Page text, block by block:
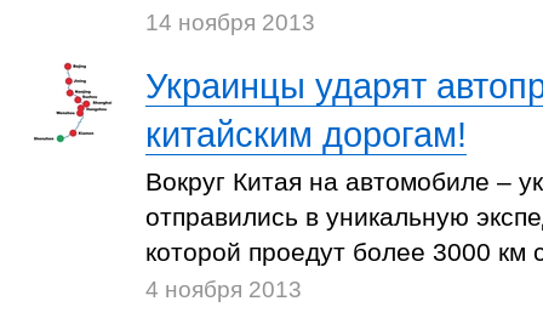
14 ноября 2013
Украинцы ударят
китайским дорогам!
Вокруг Китая на автомобиле –
отправились в уникальную
которой проедут более 3000 км
4 ноября 2013